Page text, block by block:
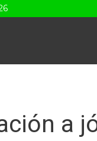
a